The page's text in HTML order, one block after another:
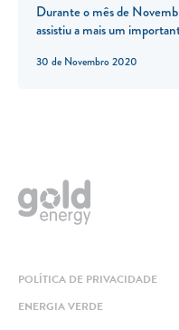
30 de Novembro 2020
Durante o mês de
assistiu a mais um
POLÍTICA DE PRIVACIDADE
ENERGIA VERDE